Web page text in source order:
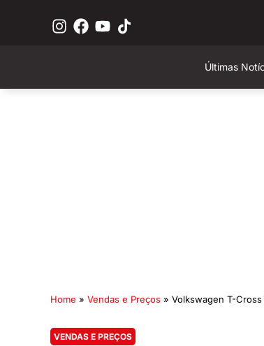
Últimas
Home » Vendas e Preços » Volkswagen T-
VENDAS E PREÇOS